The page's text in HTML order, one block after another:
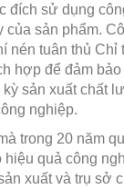
đích sử dụng
của sản phẩm.
nén tuân thủ Chỉ
hợp để đảm
sản xuất chất
nghiệp.
trong 20 năm
quả công
xuất và trụ sở